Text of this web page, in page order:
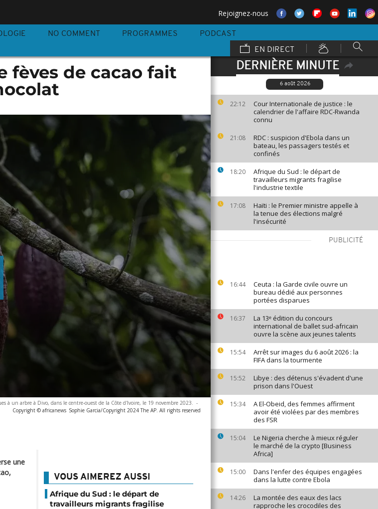
Rejoignez-nous
NO COMMENT PROGRAMMES
PODCAST
EN DIRECT
DERNIÈRE MINUTE
6 août 2026
22:12
Cour Internationale de justice : le
calendrier de l'affaire RDC-Rwanda
connu
21:08
RDC : suspicion d'Ebola dans un
bateau, les passagers testés et
confinés
18:20
Afrique du Sud : le départ de
travailleurs migrants fragilise
l'industrie textile
17:08
Haïti : le Premier ministre appelle à
la tenue des élections malgré
l'insécurité
PUBLICITÉ
16:44
Ceuta : la Garde civile ouvre un
bureau dédié aux personnes
portées disparues
16:37
La 13ᵉ édition du concours
international de ballet sud-africain
ouvre la scène aux jeunes talents
15:54
Arrêt sur images du 6 août 2026 : la
FIFA dans la tourmente
15:52
Libye : des détenus s'évadent d'une
prison dans l'Ouest
15:34
A El-Obeid, des femmes affirment
avoir été violées par des membres
des FSR
15:04
Le Nigeria cherche à mieux réguler
le marché de la crypto [Business
Africa]
15:00
Dans l'enfer des équipes engagées
dans la lutte contre Ebola
14:26
La montée des eaux des lacs
rapproche les crocodiles des
fèves de cacao fait
à un arbre à Divo, dans le centre-ouest de la Côte d'Ivoire, le 19 novembre 2023. -
Copyright © africanews Sophie Garcia/Copyright 2024 The AP. All rights reserved
une
VOUS AIMEREZ AUSSI
Afrique du Sud : le départ de
travailleurs migrants fragilise